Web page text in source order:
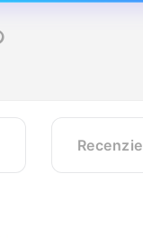
Recenzie